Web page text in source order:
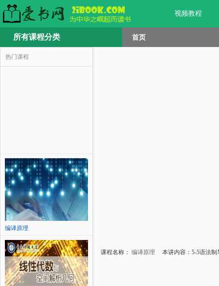
视频教程
所有课程分类 首页
热门课程
编译原理
课程名称： 编译原理 本讲内容：5-5语法制